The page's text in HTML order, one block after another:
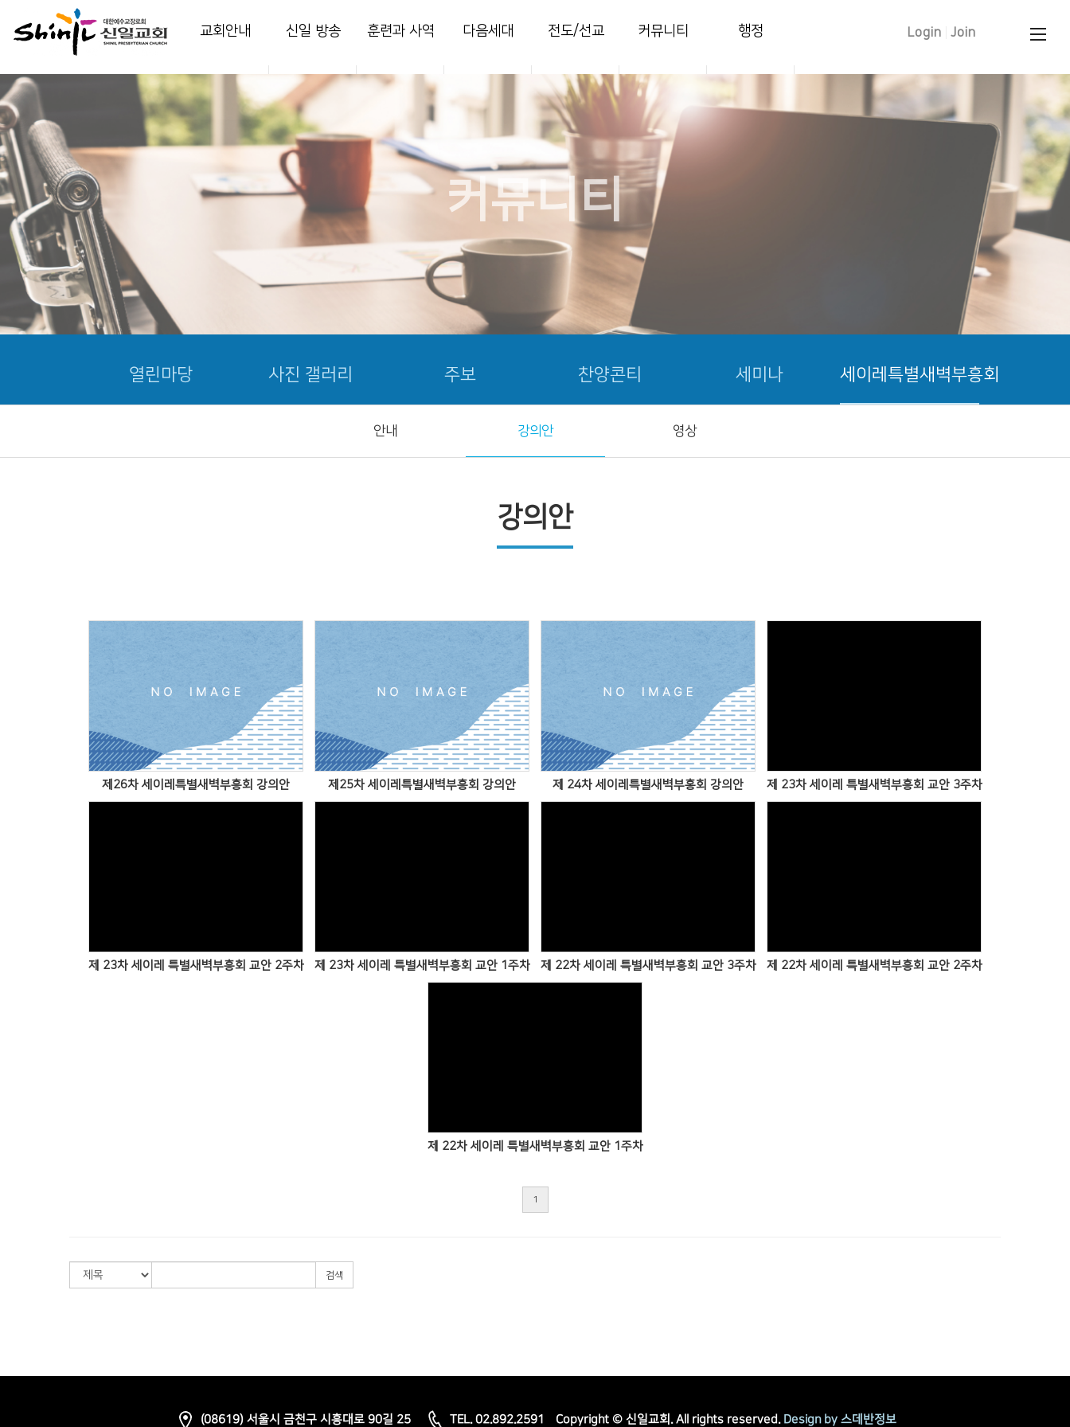
교회안내
인사말
교회역사
예배안내
신일 방송
담임 목사 설교
부교역자 설교
다음 세대 영상
온가정예배
찬양
훈련과 사역
훈련
목장
새가족
다음세대
영아부
초등부
청소년부
전도/선교
지역전도
국내선교
해외선교
커뮤니티
열린마당
사진 갤러리
주보
찬양콘티
세미나
세이레특별새벽
부흥회
행정
양육훈련 신청
Login Join
커뮤니티
열린마당 사진 갤러리 주보 찬양콘티 세미나 세이레특별새벽부흥회
안내 강의안 영상
강의안
제26차 세이레특별새벽부흥회 강의안 제25차 세이레특별새벽부흥회 강의안 제 24차 세이레특별새벽부홍회 강의안 제 23차 세이레 특별새벽부흥회 교안 3주차
제 23차 세이레 특별새벽부흥회 교안 2주차 제 23차 세이레 특별새벽부흥회 교안 1주차 제 22차 세이레 특별새벽부흥회 교안 3주차 제 22차 세이레 특별새벽부흥회 교안 2주차
제 22차 세이레 특별새벽부흥회 교안 1주차
1
검색
(08619) 서울시 금천구 시흥대로 90길 25 TEL. 02.892.2591 Copyright © 신일교회. All rights reserved. Design by 스데반정보